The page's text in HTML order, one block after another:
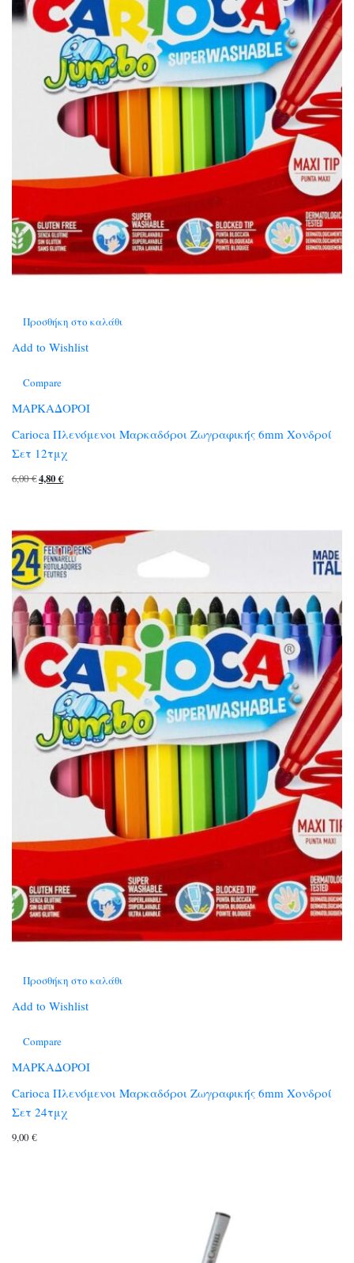
Προσθήκη στο καλάθι
Add to Wishlist
Compare
ΜΑΡΚΑΔΟΡΟΙ
Carioca Πλενόμενοι Μαρκαδόροι Ζωγραφικής 6mm Χονδροί
Σετ 12τμχ
6,00€Original
6,00 €.
4,80€Η
4,80 €.
Προσθήκη στο καλάθι
Add to Wishlist
Compare
ΜΑΡΚΑΔΟΡΟΙ
Carioca Πλενόμενοι Μαρκαδόροι Ζωγραφικής 6mm Χονδροί
Σετ 24τμχ
9,00 €